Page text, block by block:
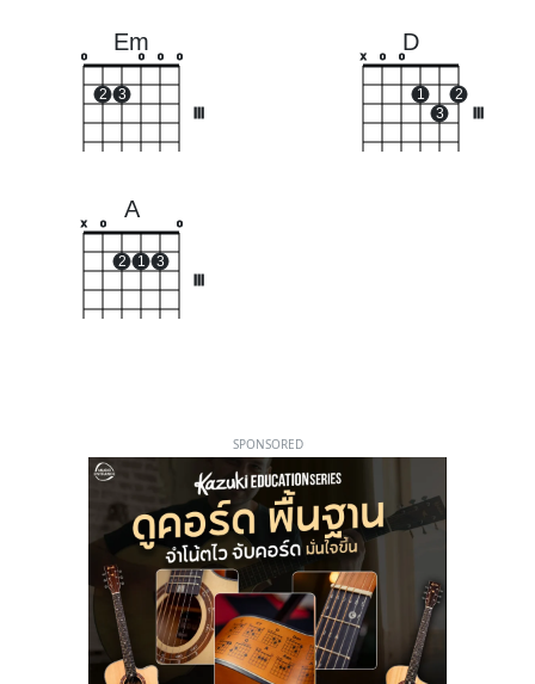
Em
o
2 3
o o o
D
x o o
1
3
2
A
x o
2 1 3
o
SPONSORED